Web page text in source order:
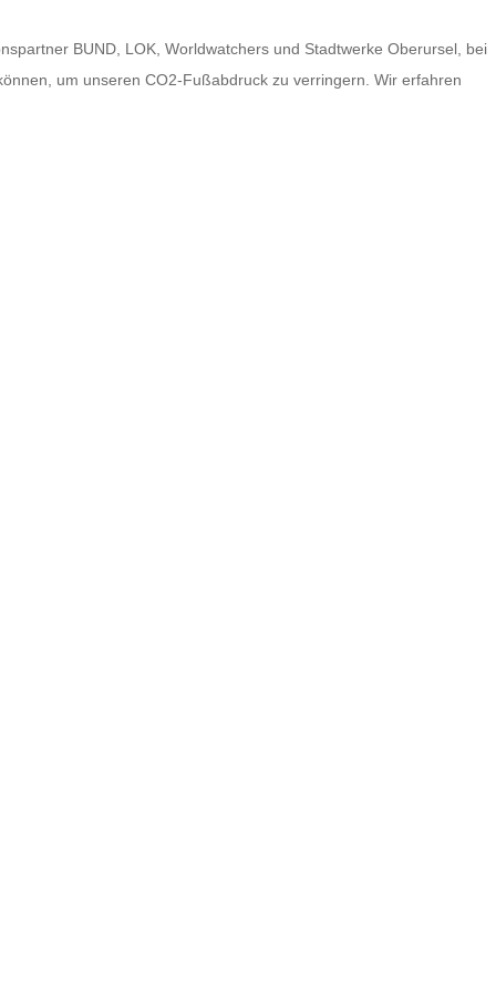
BUND, LOK, Worldwatchers und Stadtwerke Oberursel, bei
um unseren CO2-Fußabdruck zu verringern. Wir erfahren